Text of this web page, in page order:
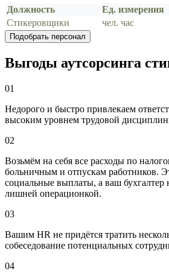
Должность Ед. измерения
Стикеровщики
чел. час
Подобрать персонал
Выгоды аутсорсинга
01
Недорого и быстро привлекаем
высоким уровнем трудовой
02
Возьмём на себя все расходы по
больничным и отпускам работников.
социальные выплаты, а ваш бухгалтер
лишней операционкой.
03
Вашим HR не придётся тратить
собеседование потенциальных
04